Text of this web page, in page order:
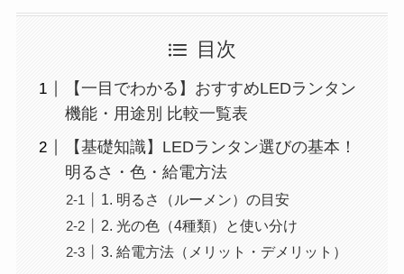
目次
【一目でわかる】おすすめLEDランタン
機能・用途別 比較一覧表
【基礎知識】LEDランタン選びの基本！
明るさ・色・給電方法
1. 明るさ（ルーメン）の目安
2. 光の色（4種類）と使い分け
3. 給電方法（メリット・デメリット）